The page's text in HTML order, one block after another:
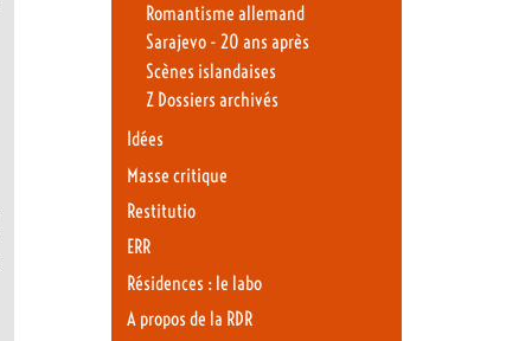
Romantisme allemand
Sarajevo - 20 ans après
Scènes islandaises
Z Dossiers archivés
Idées
Masse critique
Restitutio
ERR
Résidences : le labo
A propos de la RDR